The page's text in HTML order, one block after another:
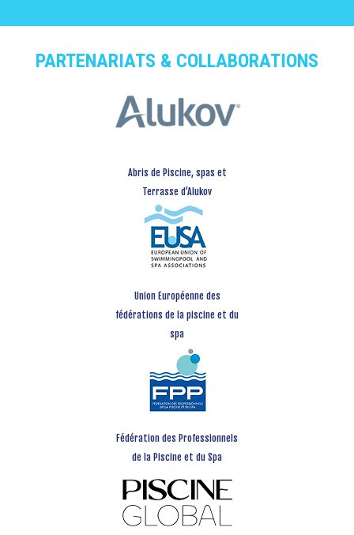
PARTENARIATS & COLLABORATIONS
Abris de Piscine, spas et
Terrasse d’Alukov
Union Européenne des
fédérations de la piscine et du
spa
Fédération des Professionnels
de la Piscine et du Spa